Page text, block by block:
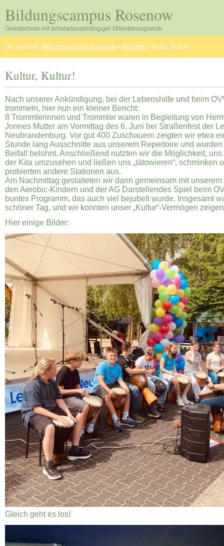
Bildungscampus Rosenow
Grundschule mit schulartunabhängiger Orientierungsstufe
Sie sind hier: Bildungscampus Rosenow » Aktuelles » Kultur, Kultur!
Kultur, Kultur!
Nach unserer Ankündigung, bei der Lebenshilfe und beim
trommeln, hier nun ein kleiner Bericht:
8 Trommlerinnen und Trommler waren in Begleitung von
Jonnes Mutter am Vormittag des 6. Juni bei Straßenfest der
Neubrandenburg. Vor gut 400 Zuschauern zeigten wir etwa
Stunde lang Ausschnitte aus unserem Repertoire und
Beifall belohnt. Anschließend nutzten wir die Möglichkeit, uns
der Kita umzusehen und ließen uns „tätowieren“, schminken
probierten andere Stationen aus.
Am Nachmittag gestalteten wir dann gemeinsam mit unserem
den Aerobic-Kindern und der AG Darstellendes Spiel beim
buntes Programm, das auch viel bejubelt wurde. Insgesamt
schöner Tag, und wir konnten unser „Kultur“-Vermögen
Hier einige Bilder:
Gleich geht es los!